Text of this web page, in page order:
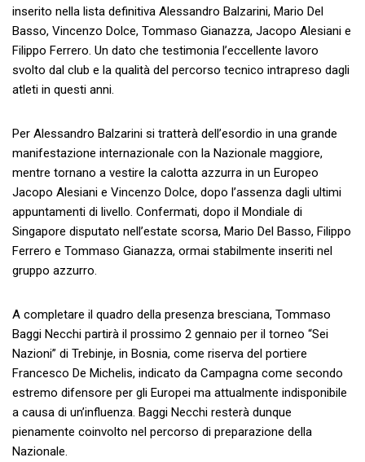
inserito nella lista definitiva Alessandro Balzarini, Mario Del
Basso, Vincenzo Dolce, Tommaso Gianazza, Jacopo Alesiani e
Filippo Ferrero. Un dato che testimonia l’eccellente lavoro
svolto dal club e la qualità del percorso tecnico intrapreso dagli
atleti in questi anni.
Per Alessandro Balzarini si tratterà dell’esordio in una grande
manifestazione internazionale con la Nazionale maggiore,
mentre tornano a vestire la calotta azzurra in un Europeo
Jacopo Alesiani e Vincenzo Dolce, dopo l’assenza dagli ultimi
appuntamenti di livello. Confermati, dopo il Mondiale di
Singapore disputato nell’estate scorsa, Mario Del Basso, Filippo
Ferrero e Tommaso Gianazza, ormai stabilmente inseriti nel
gruppo azzurro.
A completare il quadro della presenza bresciana, Tommaso
Baggi Necchi partirà il prossimo 2 gennaio per il torneo “Sei
Nazioni” di Trebinje, in Bosnia, come riserva del portiere
Francesco De Michelis, indicato da Campagna come secondo
estremo difensore per gli Europei ma attualmente indisponibile
a causa di un’influenza. Baggi Necchi resterà dunque
pienamente coinvolto nel percorso di preparazione della
Nazionale.